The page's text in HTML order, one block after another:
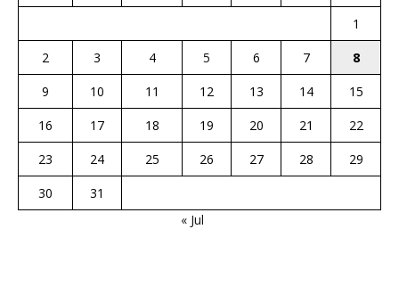
1
2
3 4 5 6 7
8
9
10 11 12 13 14
15
16
17 18 19 20 21
22
23
24 25 26 27 28
29
30
31
« Jul